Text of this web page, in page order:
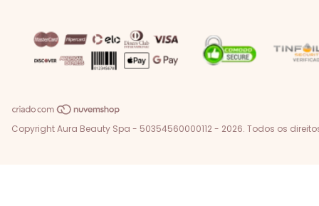
Copyright Aura Beauty Spa - 50354560000112 - 2026. Todos os